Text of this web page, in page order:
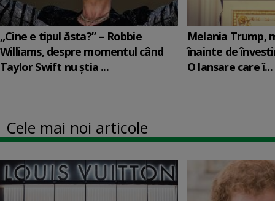
„Cine e tipul ăsta?” – Robbie
Williams, despre momentul când
Taylor Swift nu știa ...
Melania Trump,
înainte de
O lansare care î...
Cele mai noi articole